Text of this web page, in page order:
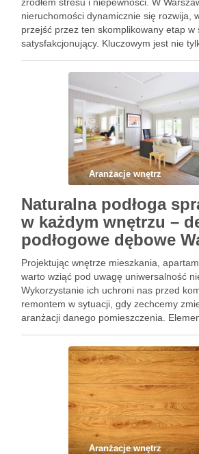
nieruchomości dynamicznie się rozwija,
przejść przez ten skomplikowany etap w
satysfakcjonujący. Kluczowym jest nie
materiałów oraz współpraca z …
Aranżacje wnętrz
Naturalna podłoga
w każdym wnętrzu –
podłogowe dębowe
Projektując wnętrze mieszkania,
warto wziąć pod uwagę uniwersalność
Wykorzystanie ich uchroni nas przed
remontem w sytuacji, gdy zechcemy
aranżacji danego pomieszczenia.
powodzeniem można zastosować je
Aranżacje wnętrz